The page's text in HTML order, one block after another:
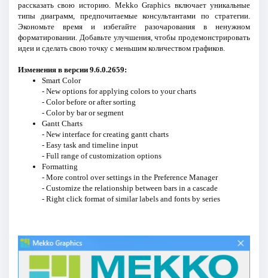
рассказать свою историю. Mekko Graphics включает уникальные
типы диаграмм, предпочитаемые консультантами по стратегии.
Экономьте время и избегайте разочарования в ненужном
форматировании. Добавьте улучшения, чтобы продемонстрировать
идеи и сделать свою точку с меньшим количеством графиков.
Изменения в версии 9.6.0.2659:
Smart Color
- New options for applying colors to your charts
- Color before or after sorting
- Color by bar or segment
Gantt Charts
- New interface for creating gantt charts
- Easy task and timeline input
- Full range of customization options
Formatting
- More control over settings in the Preference Manager
- Customize the relationship between bars in a cascade
- Right click format of similar labels and fonts by series